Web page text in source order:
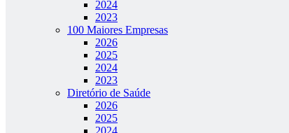
2024
2023
100 Maiores Empresas
2026
2025
2024
2023
Diretório de Saúde
2026
2025
2024